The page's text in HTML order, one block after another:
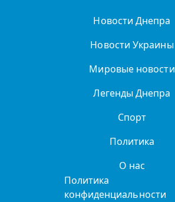
Новости Днепра
Новости Украины
Мировые новости
Легенды Днепра
Спорт
Политика
О нас
Политика
конфиденциальности